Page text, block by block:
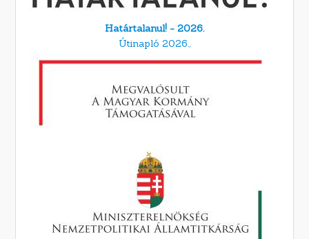
Határtalanul! - 2026.
Útinapló 2026.,